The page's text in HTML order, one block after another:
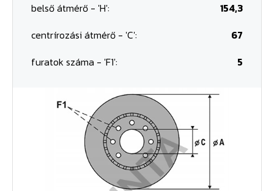
belső átmérő - 'H':
154,3
centrírozási átmérő - 'C':
67
furatok száma - 'F1':
5